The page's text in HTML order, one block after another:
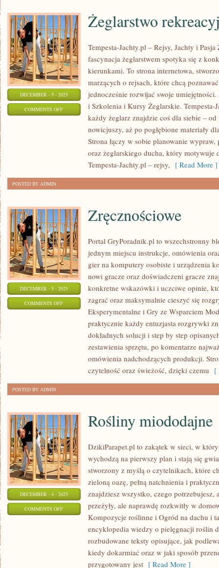
DECEMBER - 5 - 2025
COMMENTS OFFON
ŻEGLARSTWO
REKREACYJNE
Żeglarstwo
Tempesta-Jachty.pl – Rejsy, Jachty i
fascynacja żeglarstwem spotyka się z
kierunkami. To strona internetowa,
marzących o rejsach, które chcą
jednocześnie rozwijać swoje
i Szkolenia i Kursy Żeglarskie.
każdy żeglarz znajdzie coś dla siebie –
nowicjuszy, aż po pogłębione materiały
Strona łączy w sobie planowanie
oraz żeglarskiego ducha, który motywuje
Tempesta-Jachty.pl – rejsy, [ Read More ]
POSTED BY ADMIN
DECEMBER - 5 - 2025
COMMENTS OFFON
ZRĘCZNOŚCIOWE
Zręcznościowe
Portal GryPoradnik.pl to wszechstronny
jednym miejscu instrukcje, omówienia
gier na komputery osobiste i urządzenia
nowi gracze oraz doświadczeni gracze
konkretne wskazówki i uczciwe opinie,
zagrać oraz maksymalnie cieszyć się
Eksperymentalne i Gry ze Wsparciem
praktycznie każdy entuzjasta rozgrywki
dokładnych solucji i step by step
zestawienia sprzętu, po komentarze
omówienia nadchodzących produkcji.
czytelność oraz świeżość, dzięki czemu [
POSTED BY ADMIN
DECEMBER - 4 - 2025
COMMENTS OFFON
MIODODAJNE
Rośliny miododajne
DzikiParapet.pl to zakątek w sieci, w
wychodzą na pierwszy plan i stają się
stworzony z myślą o czytelnikach, które
zieloną oazę, pełną natchnienia i
znajdziesz wszystko, czego
przeżyły, ale naprawdę rozkwitły w
Kompozycje roślinne i Ogród na dachu i
encyklopedia wiedzy o pielęgnacji roślin
rozbudowane teksty opisujące, jak
kiedy dokarmiać oraz w jaki sposób
przygotowany jest [ Read More ]